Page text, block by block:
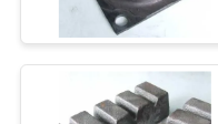
NACHRICHTEN
FÄLLE